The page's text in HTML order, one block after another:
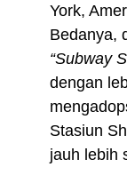
York,
Bedanya,
“Subway
dengan
Stasiun
jauh lebih